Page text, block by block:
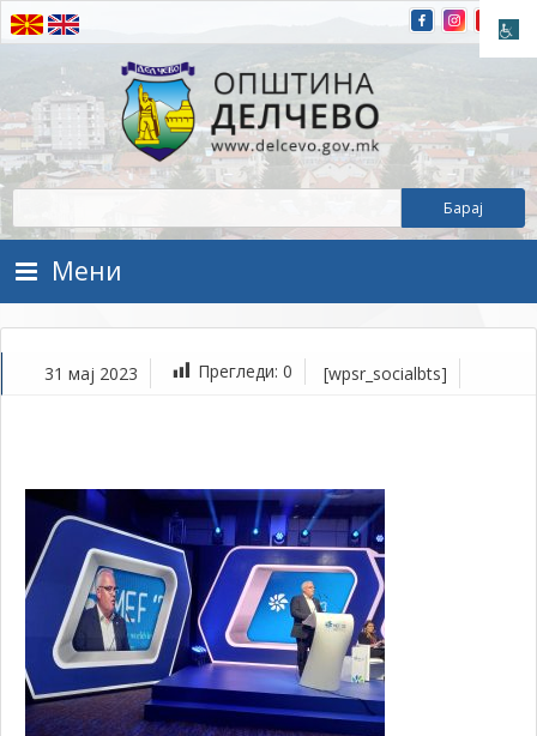
Прескокнете на содржината
Општина Делчево
Општина Делчево
Мени
31 мај 2023 Прегледи: 0 [wpsr_socialbts]